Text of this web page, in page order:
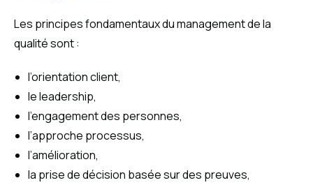
Les principes fondamentaux du management de la
qualité sont :
l’orientation client,
le leadership,
l’engagement des personnes,
l’approche processus,
l’amélioration,
la prise de décision basée sur des preuves,